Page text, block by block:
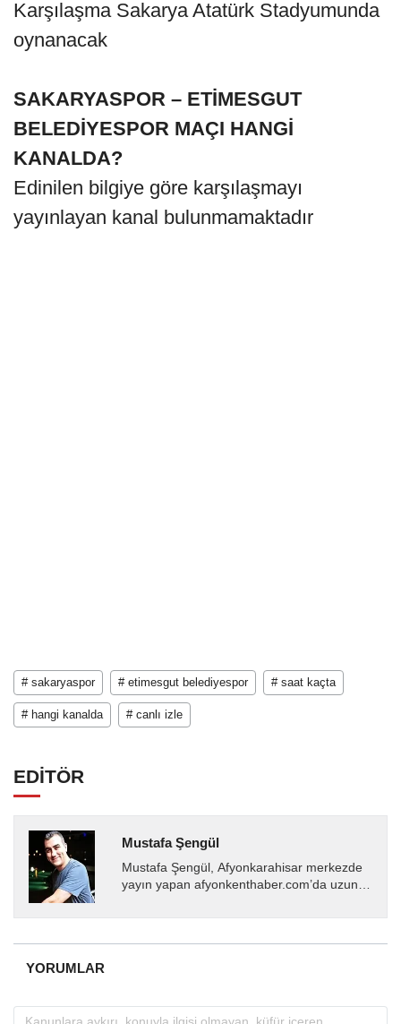
Karşılaşma Sakarya Atatürk Stadyumunda
oynanacak
SAKARYASPOR – ETİMESGUT
BELEDİYESPOR MAÇI HANGİ
KANALDA?
Edinilen bilgiye göre karşılaşmayı
yayınlayan kanal bulunmamaktadır
# sakaryaspor # etimesgut belediyespor # saat kaçta
# hangi kanalda # canlı izle
EDİTÖR
Mustafa Şengül
Mustafa Şengül, Afyonkarahisar merkezde
yayın yapan afyonkenthaber.com’da uzun
almakta, haber akışı...
YORUMLAR